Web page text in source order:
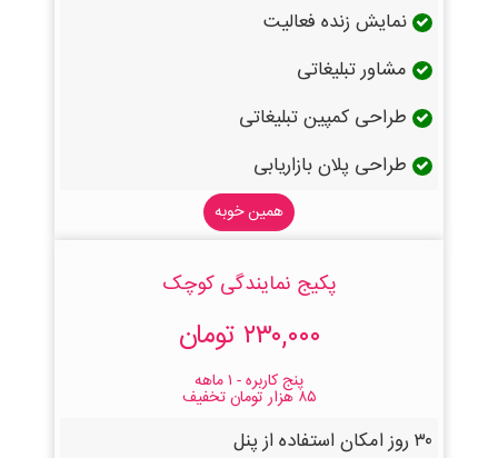
نمایش زنده فعالیت
مشاور تبلیغاتی
طراحی کمپین تبلیغاتی
طراحی پلان بازاریابی
همین خوبه
پکیج نمایندگی کوچک
۲۳۰,۰۰۰ تومان
پنج کاربره - ۱ ماهه
۸۵ هزار تومان تخفیف
۳۰ روز امکان استفاده از پنل